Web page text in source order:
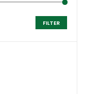
FILTER